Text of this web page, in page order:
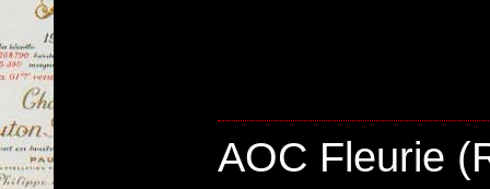
AOC Fleurie